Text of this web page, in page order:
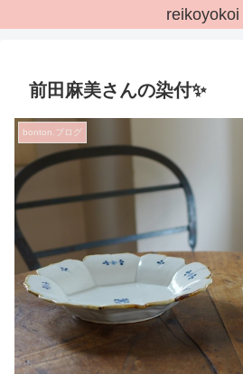
reikoyokoi
前田麻美さんの染付✨
bonton.ブログ